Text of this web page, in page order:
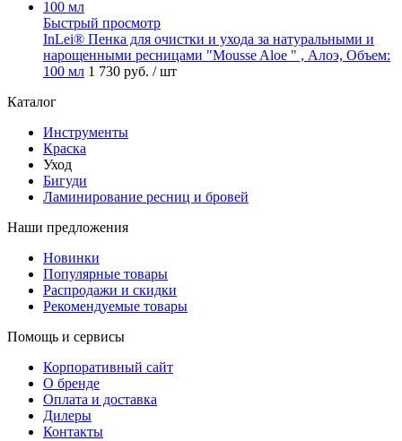
Быстрый просмотр
InLei® Пенка для очистки и ухода за натуральными и
нарощенными ресницами "Mousse Aloe " , Алоэ, Объем:
100 мл 1 730 руб. / шт
Каталог
Инструменты
Краска
Уход
Бигуди
Ламинирование ресниц и бровей
Наши предложения
Новинки
Популярные товары
Распродажи и скидки
Рекомендуемые товары
Помощь и сервисы
Корпоративный сайт
О бренде
Оплата и доставка
Дилеры
Контакты